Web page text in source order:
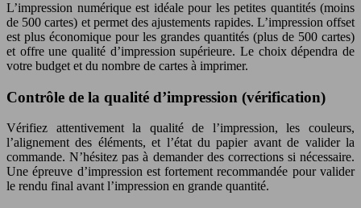
L’impression numérique est idéale pour les petites quantités (moins
de 500 cartes) et permet des ajustements rapides. L’impression offset
est plus économique pour les grandes quantités (plus de 500 cartes)
et offre une qualité d’impression supérieure. Le choix dépendra de
votre budget et du nombre de cartes à imprimer.
Contrôle de la qualité d’impression (vérification)
Vérifiez attentivement la qualité de l’impression, les couleurs,
l’alignement des éléments, et l’état du papier avant de valider la
commande. N’hésitez pas à demander des corrections si nécessaire.
Une épreuve d’impression est fortement recommandée pour valider
le rendu final avant l’impression en grande quantité.